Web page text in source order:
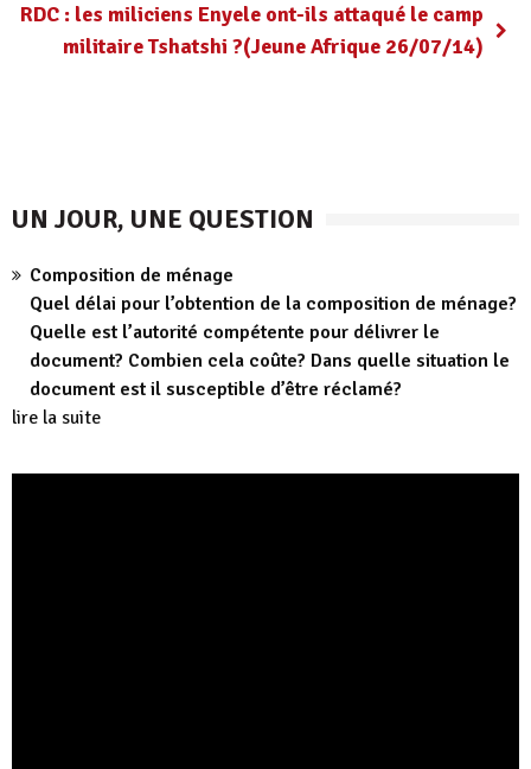
RDC : les miliciens Enyele ont-ils attaqué le camp
militaire Tshatshi ?(Jeune Afrique 26/07/14)
UN JOUR, UNE QUESTION
Composition de ménage
Quel délai pour l’obtention de la composition de ménage?
Quelle est l’autorité compétente pour délivrer le
document? Combien cela coûte? Dans quelle situation le
document est il susceptible d’être réclamé?
lire la suite